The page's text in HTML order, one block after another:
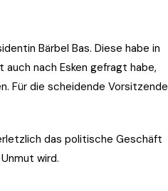
Bärbel Bas. Diese habe in
nach Esken gefragt habe,
Für die scheidende Vorsitzende
das politische Geschäft
wird.